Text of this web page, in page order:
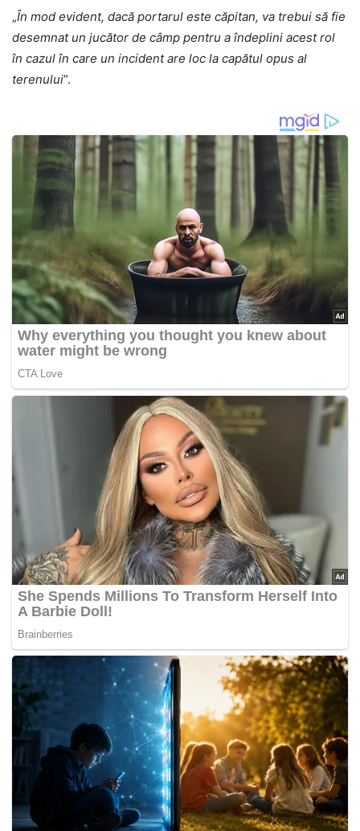
„În mod evident, dacă portarul este căpitan, va trebui să fie
desemnat un jucător de câmp pentru a îndeplini acest rol
în cazul în care un incident are loc la capătul opus al
terenului”.